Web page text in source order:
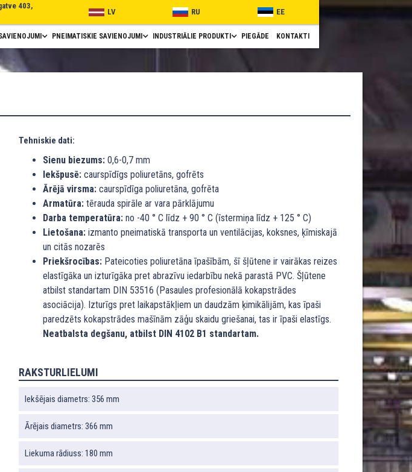
403,
LV RU EE
PNEIMATISKIE SAVIENOJUMI INDUSTRIĀLIE PRODUKTI PIEGĀDE KONTAKTI
Tehniskie dati:
Sienu biezums: 0,6-0,7 mm
Iekšpusē: caurspīdīgs poliuretāns, gofrēts
Ārējā virsma: caurspīdīga poliuretāna, gofrēta
Armatūra: tērauda spirāle ar vara pārklājumu
Darba temperatūra: no -40 ° C līdz + 90 ° C (īstermiņa līdz + 125 ° C)
Lietošana: izmanto pneimatiskā transporta un ventilācijas, koksnes, ķīmiskajā
un citās nozarēs
Priekšrocības: Pateicoties poliuretāna īpašībām, šī šļūtene ir vairākas reizes
elastīgāka un izturīgāka pret abrazīvu iedarbību nekā parastā PVC. Šļūtene
atbilst standartam DIN 53516 (Pasaules profesionālā kokapstrādes
asociācija). Izturīgs pret laikapstākļiem un daudzām ķimikālijām, kas īpaši
paredzēts kokapstrādes mašīnām zāģu skaidu griešanai, tas ir īpaši elastīgs.
Neatbalsta degšanu, atbilst DIN 4102 B1 standartam.
RAKSTURLIELUMI
Iekšējais diametrs: 356 mm
Ārējais diametrs: 366 mm
Liekuma rādiuss: 180 mm